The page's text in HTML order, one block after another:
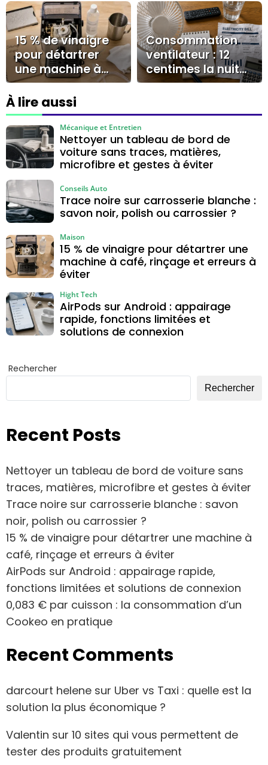
cylindre
rayures
15 % de vinaigre
pour détartrer
une machine à
café, rinçage et
erreurs à éviter
Consommation
ventilateur : 12
centimes la nuit
et les réglages
facture
À lire aussi
Nettoyer un tableau de bord de
voiture sans traces, matières,
microfibre et gestes à éviter
Mécanique et Entretien
Trace noire sur carrosserie blanche :
savon noir, polish ou carrossier ?
Conseils Auto
15 % de vinaigre pour détartrer une
machine à café, rinçage et erreurs à
éviter
Maison
AirPods sur Android : appairage
rapide, fonctions limitées et
solutions de connexion
Hight Tech
Rechercher
Rechercher
Recent Posts
Nettoyer un tableau de bord de voiture sans
traces, matières, microfibre et gestes à éviter
Trace noire sur carrosserie blanche : savon
noir, polish ou carrossier ?
15 % de vinaigre pour détartrer une machine à
café, rinçage et erreurs à éviter
AirPods sur Android : appairage rapide,
fonctions limitées et solutions de connexion
0,083 € par cuisson : la consommation d’un
Cookeo en pratique
Recent Comments
darcourt helene sur Uber vs Taxi : quelle est la
solution la plus économique ?
Valentin sur 10 sites qui vous permettent de
tester des produits gratuitement